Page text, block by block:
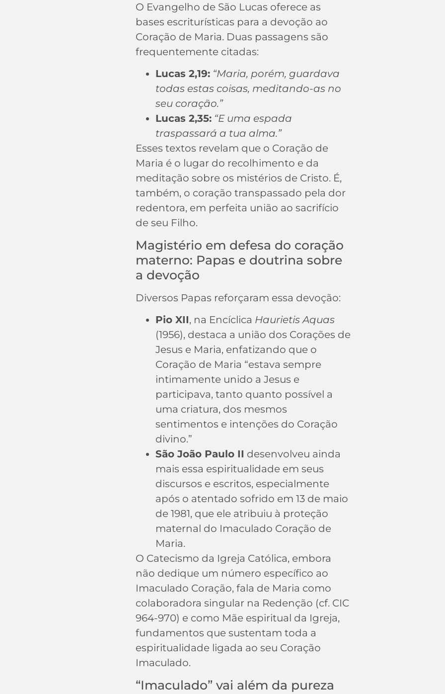
O Evangelho de São Lucas oferece as
bases escriturísticas para a devoção ao
Coração de Maria. Duas passagens são
frequentemente citadas:
Lucas 2,19: “Maria, porém, guardava
todas estas coisas, meditando-as no
seu coração.”
Lucas 2,35: “E uma espada
traspassará a tua alma.”
Esses textos revelam que o Coração de
Maria é o lugar do recolhimento e da
meditação sobre os mistérios de Cristo. É,
também, o coração transpassado pela dor
redentora, em perfeita união ao sacrifício
de seu Filho.
Magistério em defesa do coração
materno: Papas e doutrina sobre
a devoção
Diversos Papas reforçaram essa devoção:
Pio XII, na Encíclica Haurietis Aquas
(1956), destaca a união dos Corações de
Jesus e Maria, enfatizando que o
Coração de Maria “estava sempre
intimamente unido a Jesus e
participava, tanto quanto possível a
uma criatura, dos mesmos
sentimentos e intenções do Coração
divino.”
São João Paulo II desenvolveu ainda
mais essa espiritualidade em seus
discursos e escritos, especialmente
após o atentado sofrido em 13 de maio
de 1981, que ele atribuiu à proteção
maternal do Imaculado Coração de
Maria.
O Catecismo da Igreja Católica, embora
não dedique um número específico ao
Imaculado Coração, fala de Maria como
colaboradora singular na Redenção (cf. CIC
964-970) e como Mãe espiritual da Igreja,
fundamentos que sustentam toda a
espiritualidade ligada ao seu Coração
Imaculado.
“Imaculado” vai além da pureza